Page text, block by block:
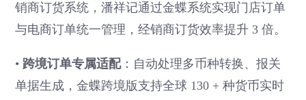
销商订货系统，潘祥记通过金蝶系统实现门店订单
与电商订单统一管理，经销商订货效率提升 3 倍。
• 跨境订单专属适配：自动处理多币种转换、报关
单据生成，金蝶跨境版支持全球 130 + 种货币实时